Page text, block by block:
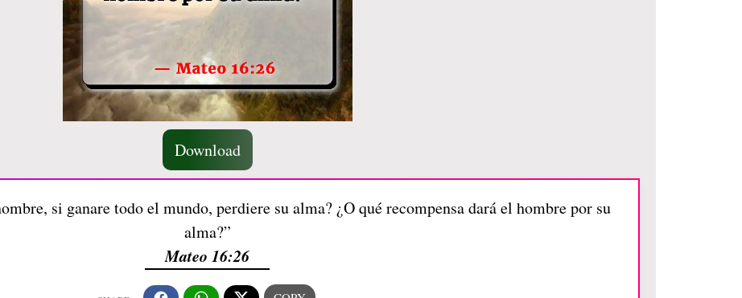
Download
si ganare todo el mundo, perdiere su alma? ¿O qué recompensa dará el hombre por su
alma?”
Mateo 16:26